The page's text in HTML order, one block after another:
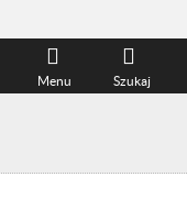
Szukaj
Menu